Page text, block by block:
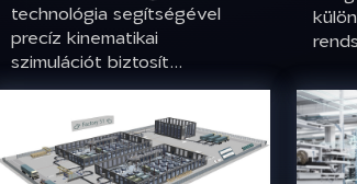
technológia segítségével
precíz kinematikai
szimulációt biztosít...